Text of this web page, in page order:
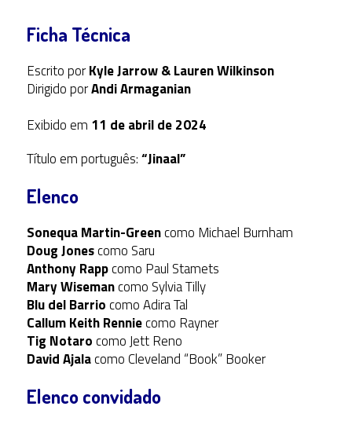
Ficha Técnica
Escrito porKyle Jarrow & Lauren Wilkinson
Dirigido porAndi Armaganian
Exibido em 11 de abril de 2024
Título em português:“Jinaal”
Elenco
Sonequa Martin-Greencomo Michael Burnham
Doug Jonescomo Saru
Anthony Rappcomo Paul Stamets
Mary Wisemancomo Sylvia Tilly
Blu del Barriocomo Adira Tal
Callum Keith Renniecomo Rayner
Tig Notarocomo Jett Reno
David Ajalacomo Cleveland “Book” Booker
Elenco convidado